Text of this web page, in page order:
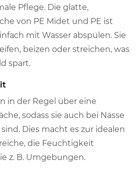
Pflege. Die glatte,
von PE Midet und PE ist
mit Wasser abspülen. Sie
beizen oder streichen, was
spart.
in der Regel über eine
sodass sie auch bei Nässe
Dies macht es zur idealen
die Feuchtigkeit
z. B. Umgebungen.